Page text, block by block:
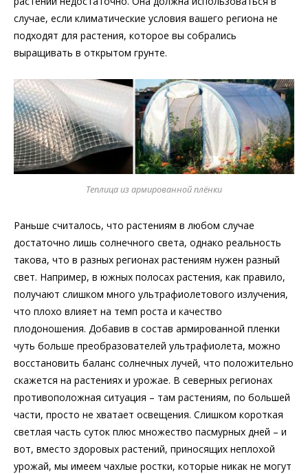
случае, если климатические условия вашего региона не
подходят для растения, которое вы собрались
выращивать в открытом грунте.
Теплица из армированной плёнки
Раньше считалось, что растениям в любом случае
достаточно лишь солнечного света, однако реальность
такова, что в разных регионах растениям нужен разный
свет. Например, в южных полосах растения, как правило,
получают слишком много ультрафиолетового излучения,
что плохо влияет на темп роста и качество
плодоношения. Добавив в состав армированной пленки
чуть больше преобразователей ультрафиолета, можно
восстановить баланс солнечных лучей, что положительно
скажется на растениях и урожае. В северных регионах
противоположная ситуация – там растениям, по большей
части, просто не хватает освещения. Слишком короткая
светлая часть суток плюс множество пасмурных дней – и
вот, вместо здоровых растений, приносящих неплохой
урожай, мы имеем чахлые ростки, которые никак не могут